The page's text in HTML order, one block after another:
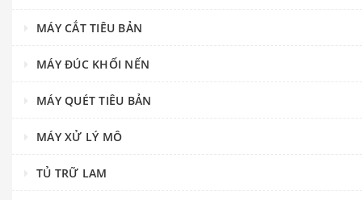
MÁY CẮT TIÊU BẢN
MÁY ĐÚC KHỐI NẾN
MÁY QUÉT TIÊU BẢN
MÁY XỬ LÝ MÔ
TỦ TRỮ LAM